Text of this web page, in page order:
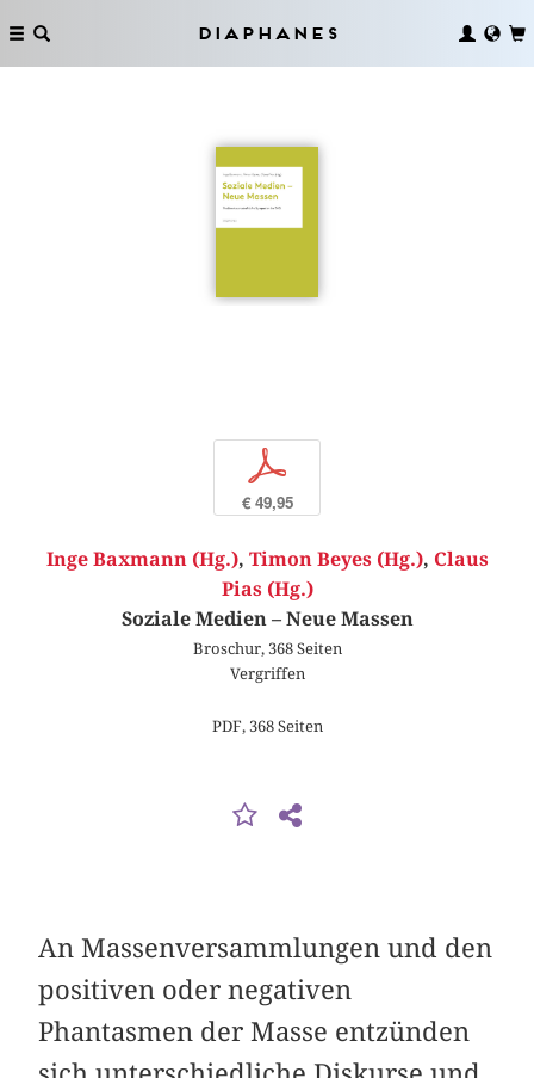
Diaphanes
p
€ 49,95
Inge Baxmann (Hg.), Timon Beyes (Hg.), Claus
Pias (Hg.)
Soziale Medien – Neue Massen
Broschur, 368 Seiten
Vergriffen
PDF, 368 Seiten
An Massenversammlungen und den
positiven oder negativen
Phantasmen der Masse entzünden